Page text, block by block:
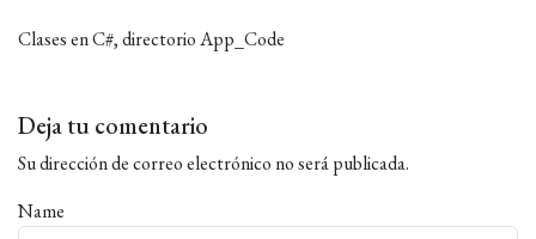
Clases en C#, directorio App_Code
Deja tu comentario
Su dirección de correo electrónico no será publicada.
Name